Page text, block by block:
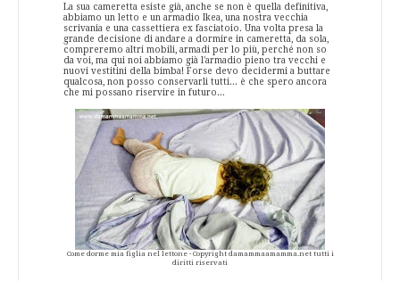
La sua cameretta esiste già, anche se non è quella definitiva,
abbiamo un letto e un armadio Ikea, una nostra vecchia
scrivania e una cassettiera ex fasciatoio. Una volta presa la
grande decisione di andare a dormire in cameretta, da sola,
compreremo altri mobili, armadi per lo più, perché non so
da voi, ma qui noi abbiamo già l'armadio pieno tra vecchi e
nuovi vestitini della bimba! Forse devo decidermi a buttare
qualcosa, non posso conservarli tutti... è che spero ancora
che mi possano riservire in futuro...
Come dorme mia figlia nel lettone - Copyright damammaamamma.net tutti i
diritti riservati